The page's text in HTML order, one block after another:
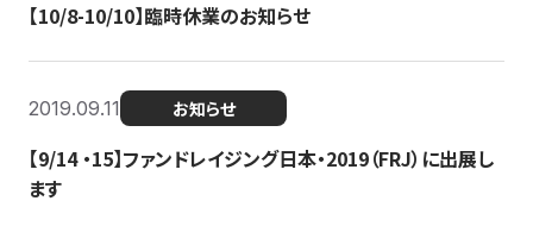
【10/8-10/10】臨時休業のお知らせ
2019.09.11 お知らせ
【9/14 ・15】ファンドレイジング日本・2019（FRJ）に出展し
ます